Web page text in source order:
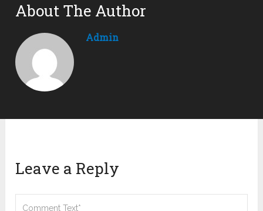
About The Author
Admin
Leave a Reply